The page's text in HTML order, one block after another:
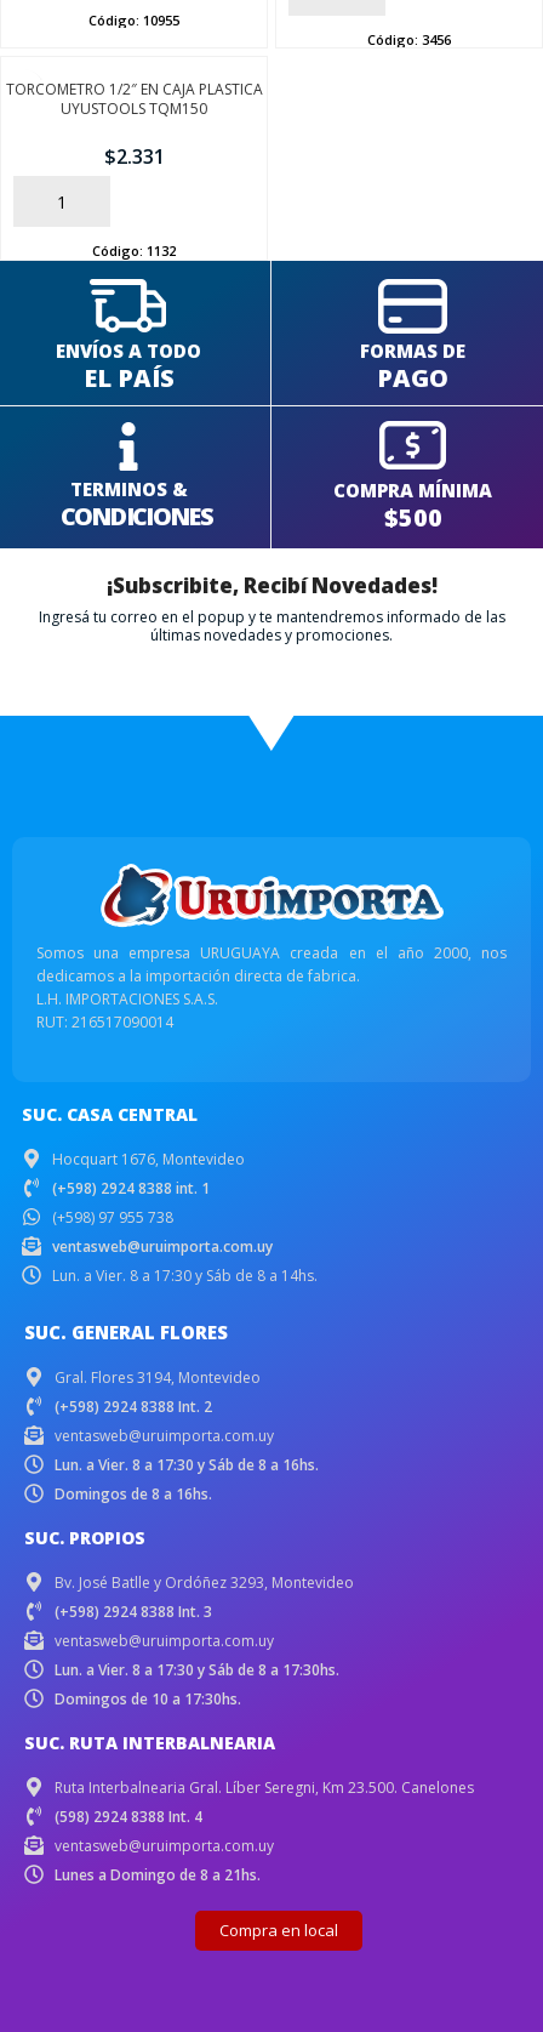
Código: 10955
Código: 3456
TORCOMETRO 1/2″ EN CAJA PLASTICA
UYUSTOOLS TQM150
$2.331
AÑADIR
Código: 1132
ENVÍOS A TODO
EL PAÍS
FORMAS DE
PAGO
TERMINOS &
CONDICIONES
COMPRA MÍNIMA
$500
¡Subscribite, Recibí Novedades!
Ingresá tu correo en el popup y te mantendremos informado de las
últimas novedades y promociones.
Somos una empresa URUGUAYA creada en el año 2000, nos
dedicamos a la importación directa de fabrica.
L.H. IMPORTACIONES S.A.S.
RUT: 216517090014
SUC. CASA CENTRAL
Hocquart 1676, Montevideo
(+598) 2924 8388 int. 1
(+598) 97 955 738
ventasweb@uruimporta.com.uy
Lun. a Vier. 8 a 17:30 y Sáb de 8 a 14hs.
SUC. GENERAL FLORES
Gral. Flores 3194, Montevideo
(+598) 2924 8388 Int. 2
ventasweb@uruimporta.com.uy
Lun. a Vier. 8 a 17:30 y Sáb de 8 a 16hs.
Domingos de 8 a 16hs.
SUC. PROPIOS
Bv. José Batlle y Ordóñez 3293, Montevideo
(+598) 2924 8388 Int. 3
ventasweb@uruimporta.com.uy
Lun. a Vier. 8 a 17:30 y Sáb de 8 a 17:30hs.
Domingos de 10 a 17:30hs.
SUC. RUTA INTERBALNEARIA
Ruta Interbalnearia Gral. Líber Seregni, Km 23.500. Canelones
(598) 2924 8388 Int. 4
ventasweb@uruimporta.com.uy
Lunes a Domingo de 8 a 21hs.
Compra en local
FINALIZÁ TU COMPRA